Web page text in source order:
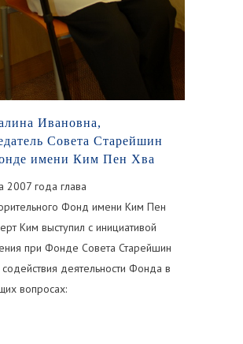
Ивановна,
Совета Старейшин
имени Ким Пен Хва
2007 года глава
Фонд имени Ким Пен
Ким выступил с инициативой
при Фонде Совета Старейшин
деятельности Фонда в
вопросах: